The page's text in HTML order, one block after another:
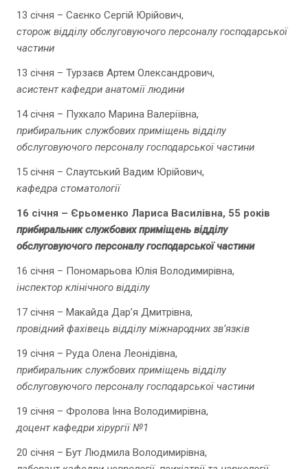
13 січня – Саєнко Сергій Юрійович,
сторож відділу обслуговуючого персоналу господарської
частини
13 січня – Турзаєв Артем Олександрович,
асистент кафедри анатомії людини
14 січня – Пухкало Марина Валеріївна,
прибиральник службових приміщень відділу
обслуговуючого персоналу господарської частини
15 січня – Слаутський Вадим Юрійович,
кафедра стоматології
16 січня – Єрьоменко Лариса Василівна, 55 років
прибиральник службових приміщень відділу
обслуговуючого персоналу господарської частини
16 січня – Пономарьова Юлія Володимирівна,
інспектор клінічного відділу
17 січня – Макайда Дар’я Дмитрівна,
провідний фахівець відділу міжнародних зв’язків
19 січня – Руда Олена Леонідівна,
прибиральник службових приміщень відділу
обслуговуючого персоналу господарської частини
19 січня – Фролова Інна Володимирівна,
доцент кафедри хірургії №1
20 січня – Бут Людмила Володимирівна,